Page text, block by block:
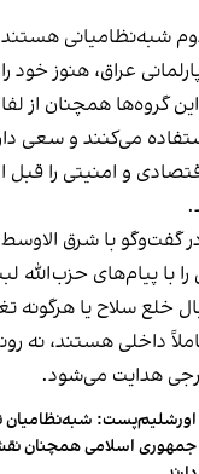
شبه‌نظامیانی
عراق، هنوز خود
گروه‌ها همچنان از
می‌کنند و سعی
و امنیتی را قبل
گفت‌وگو با شرق
با پیام‌‌های حزب‌الله
خلع سلاح یا
داخلی هستند، نه
هدایت می‌شود.
اورشلیم‌پست:
جمهوری اسلامی همچنان